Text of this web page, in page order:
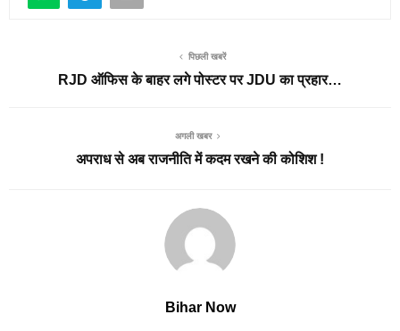
पिछली खबरें
RJD ऑफिस के बाहर लगे पोस्टर पर JDU का प्रहार…
अगली खबर
अपराध से अब राजनीति में कदम रखने की कोशिश !
Bihar Now